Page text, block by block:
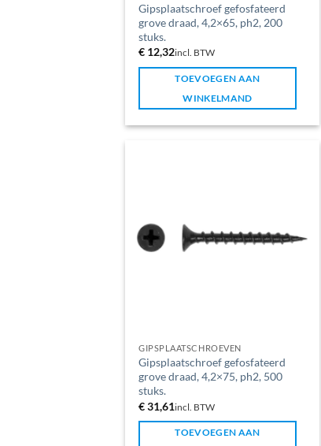
Gipsplaatschroef gefosfateerd
grove draad, 4,2×65, ph2, 200
stuks.
€ 12,32incl. BTW
TOEVOEGEN AAN
WINKELMAND
GIPSPLAATSCHROEVEN
Gipsplaatschroef gefosfateerd
grove draad, 4,2×75, ph2, 500
stuks.
€31,61incl. BTW
TOEVOEGEN AAN